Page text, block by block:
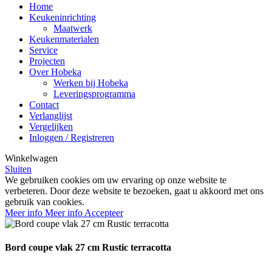
Home
Keukeninrichting
Maatwerk
Keukenmaterialen
Service
Projecten
Over Hobeka
Werken bij Hobeka
Leveringsprogramma
Contact
Verlanglijst
Vergelijken
Inloggen / Registreren
Winkelwagen
Sluiten
We gebruiken cookies om uw ervaring op onze website te
verbeteren. Door deze website te bezoeken, gaat u akkoord met ons
gebruik van cookies.
Meer info Meer info Accepteer
Bord coupe vlak 27 cm Rustic terracotta